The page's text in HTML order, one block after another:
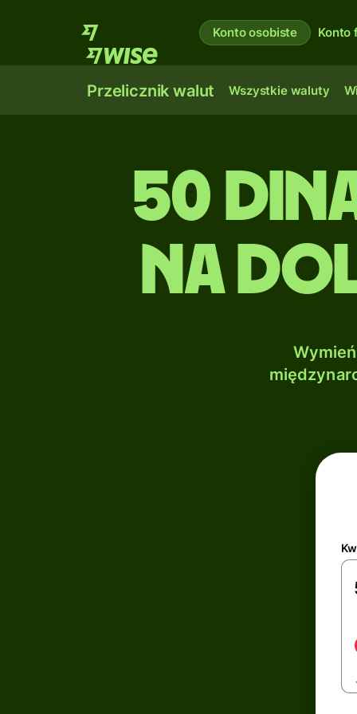
Konto osobiste Konto
Przelicznik walut Wszystkie waluty
50
na